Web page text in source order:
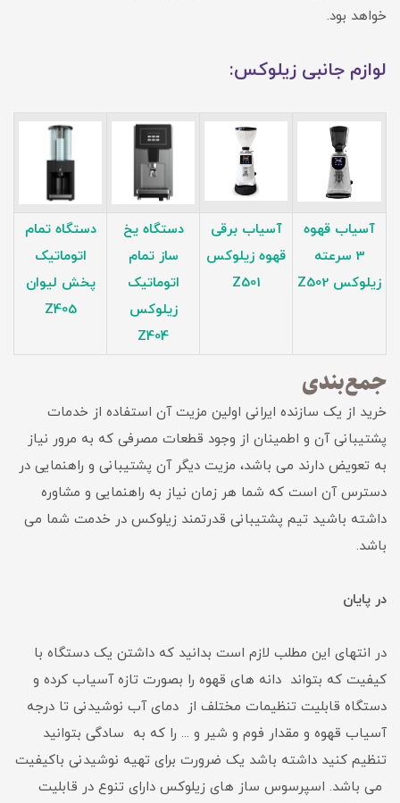
خواهد بود.
لوازم جانبی زیلوکس:
آسیاب قهوه
3 سرعته
زیلوکس Z502
آسیاب برقی
قهوه زیلوکس
Z501
دستگاه یخ
ساز تمام
اتوماتیک
زیلوکس
Z404
دستگاه تمام
اتوماتیک
پخش لیوان
Z405
جمع‌بندی
خرید از یک سازنده ایرانی اولین مزیت آن استفاده از خدمات
پشتیبانی آن و اطمینان از وجود قطعات مصرفی که به مرور نیاز
به تعویض دارند می باشد، مزیت دیگر آن پشتیبانی و راهنمایی در
دسترس آن است که شما هر زمان نیاز به راهنمایی و مشاوره
داشته باشید تیم پشتیبانی قدرتمند زیلوکس در خدمت شما می
باشد.
در پایان
در انتهای این مطلب لازم است بدانید که داشتن یک دستگاه با
کیفیت که بتواند دانه های قهوه را بصورت تازه آسیاب کرده و
دستگاه قابلیت تنظیمات مختلف از دمای آب نوشیدنی تا درجه
آسیاب قهوه و مقدار فوم و شیر و ... را که به سادگی بتوانید
تنظیم کنید داشته باشد یک ضرورت برای تهیه نوشیدنی باکیفیت
می باشد. اسپرسوس ساز های زیلوکس دارای تنوع در قابلیت